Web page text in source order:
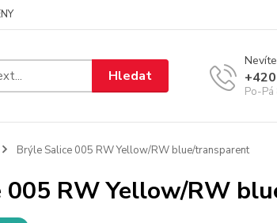
Hledat
Po-
Brýle Salice 005 RW Yellow/RW blue/transparent
005 RW Yellow/RW